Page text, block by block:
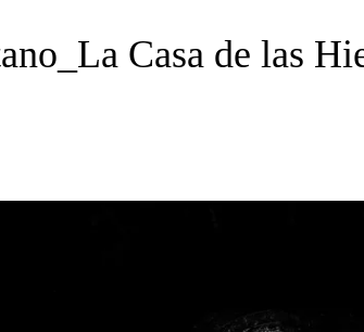
Casa de las